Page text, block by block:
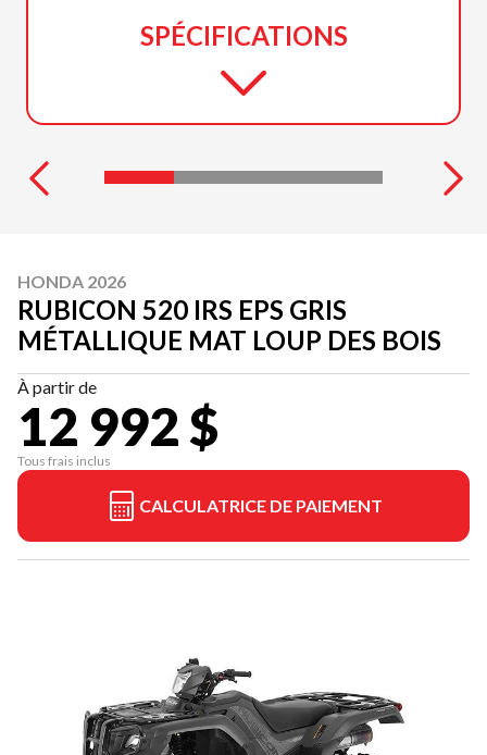
SPÉCIFICATIONS
HONDA 2026
RUBICON 520 IRS EPS GRIS
MÉTALLIQUE MAT LOUP DES BOIS
À partir de
12 992 $
Tous frais inclus
CALCULATRICE DE PAIEMENT